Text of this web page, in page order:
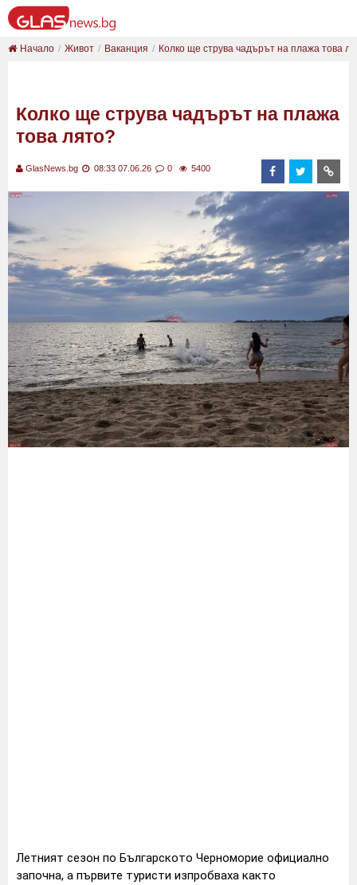
Начало Живот Ваканция Колко ще струва чадърът на плажа това
Колко ще струва чадърът на плажа
това лято?
GlasNews.bg 08:33 07.06.26 0 5400
Летният сезон по Българското Черноморие официално
започна, а първите туристи изпробваха както